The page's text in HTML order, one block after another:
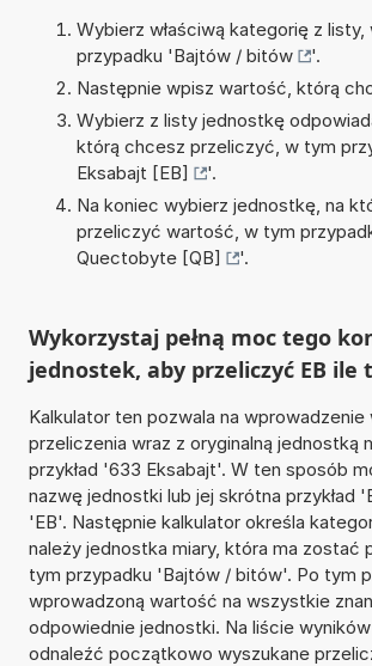
Wybierz właściwą kategorię z listy,
przypadku 'Bajtów / bitów
'.
Następnie wpisz wartość, którą
Wybierz z listy jednostkę
którą chcesz przeliczyć, w tym
Eksabajt [EB]
'.
Na koniec wybierz jednostkę, na
przeliczyć wartość, w tym
Quectobyte [QB]
'.
Wykorzystaj pełną moc tego
jednostek, aby przeliczyć EB ile
Kalkulator ten pozwala na
przeliczenia wraz z oryginalną jednostką
przykład '633 Eksabajt'. W ten sposób
nazwę jednostki lub jej skrótna przykład
'EB'. Następnie kalkulator określa
należy jednostka miary, która ma zostać
tym przypadku 'Bajtów / bitów'. Po tym
wprowadzoną wartość na wszystkie
odpowiednie jednostki. Na liście
odnaleźć początkowo wyszukane